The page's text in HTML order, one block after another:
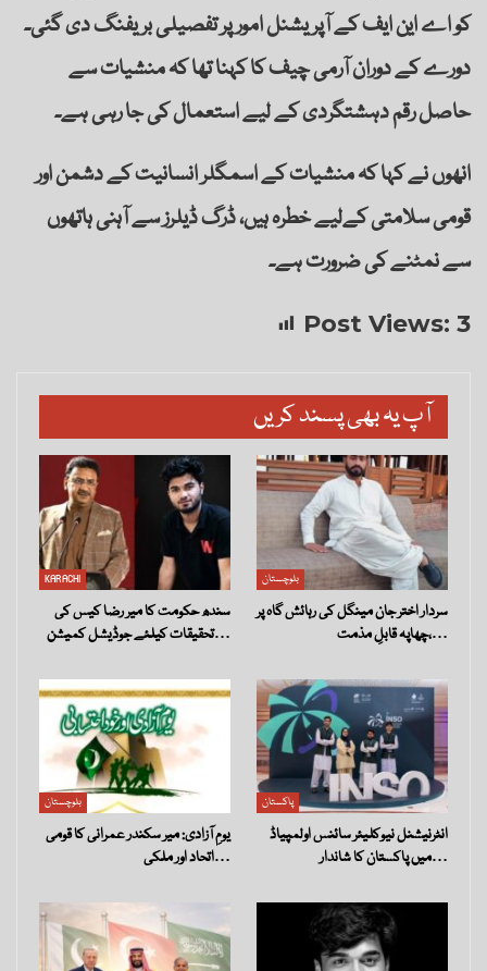
کو اے این ایف کے آپریشنل امور پر تفصیلی بریفنگ دی گئی۔
دورے کے دوران آرمی چیف کا کہنا تھا کہ منشیات سے
حاصل رقم دہشتگردی کے لیے استعمال کی جا رہی ہے۔
انھوں نے کہا کہ منشیات کے اسمگلر انسانیت کے دشمن اور
قومی سلامتی کےلیے خطرہ ہیں، ڈرگ ڈیلرز سے آہنی ہاتھوں
سے نمٹنے کی ضرورت ہے۔
Post Views: 3
آپ یہ بھی پسند کریں
KARACHI
سندھ حکومت کا میر رضا کیس کی
تحقیقات کیلئے جوڈیشل کمیشن…
بلوچستان
سردار اختر جان مینگل کی رہائش گاہ پر
چھاپہ قابلِ مذمت،…
بلوچستان
یومِ آزادی: میر سکندر عمرانی کا قومی
اتحاد اور ملکی…
پاکستان
انٹرنیشنل نیوکلیئر سائنس اولمپیاڈ
میں پاکستان کا شاندار…